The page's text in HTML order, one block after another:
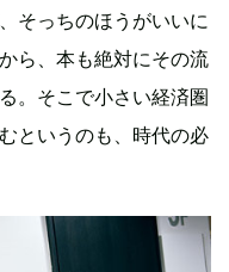
そっちのほうがいいに
ら、本も絶対にその流
。そこで小さい経済圏
というのも、時代の必